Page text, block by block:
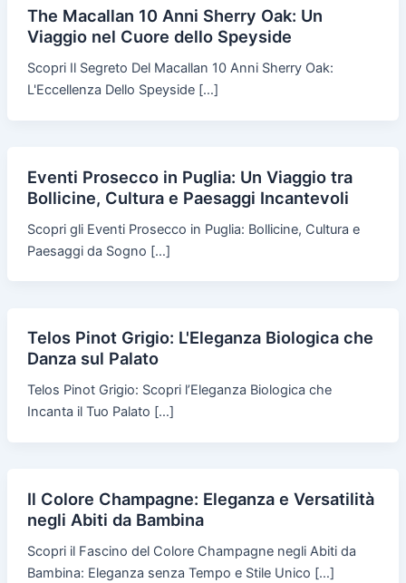
The Macallan 10 Anni Sherry Oak: Un
Viaggio nel Cuore dello Speyside
Scopri Il Segreto Del Macallan 10 Anni Sherry Oak:
L'Eccellenza Dello Speyside […]
Eventi Prosecco in Puglia: Un Viaggio tra
Bollicine, Cultura e Paesaggi Incantevoli
Scopri gli Eventi Prosecco in Puglia: Bollicine, Cultura e
Paesaggi da Sogno […]
Telos Pinot Grigio: L'Eleganza Biologica che
Danza sul Palato
Telos Pinot Grigio: Scopri l’Eleganza Biologica che
Incanta il Tuo Palato […]
Il Colore Champagne: Eleganza e Versatilità
negli Abiti da Bambina
Scopri il Fascino del Colore Champagne negli Abiti da
Bambina: Eleganza senza Tempo e Stile Unico […]